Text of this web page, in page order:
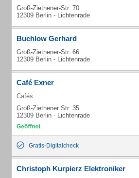
Groß-Ziethener-Str. 70
12309 Berlin - Lichtenrade
Buchlow Gerhard
Groß-Ziethener-Str. 66
12309 Berlin - Lichtenrade
Café Exner
Cafés
Groß-Ziethener Str. 35
12309 Berlin - Lichtenrade
Gratis-Digitalcheck
Christoph Kurpierz Elektroniker